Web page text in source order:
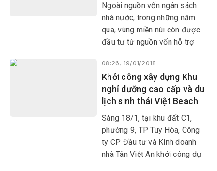
nghiệp trên địa bàn tỉnh phát
triển sản xuất, kinh doanh.
Ngoài nguồn vốn ngân sách
nhà nước, trong những năm
qua, vùng miền núi còn được
đầu tư từ nguồn vốn hỗ trợ
trong, ngoài tỉnh và cả vốn
nước ngoài.
08:26, 19/01/2018
Khởi công xây dựng Khu
nghỉ dưỡng cao cấp và du
lịch sinh thái Việt Beach
Sáng 18/1, tại khu đất C1,
phường 9, TP Tuy Hòa, Công
ty CP Đầu tư và Kinh doanh
nhà Tân Việt An khởi công dự